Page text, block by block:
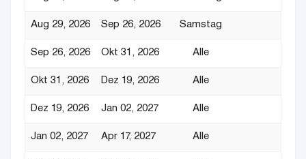
Aug 29, 2026 Sep 26, 2026 Samstag
Sep 26, 2026 Okt 31, 2026 Alle
Okt 31, 2026 Dez 19, 2026 Alle
Dez 19, 2026 Jan 02, 2027 Alle
Jan 02, 2027 Apr 17, 2027 Alle